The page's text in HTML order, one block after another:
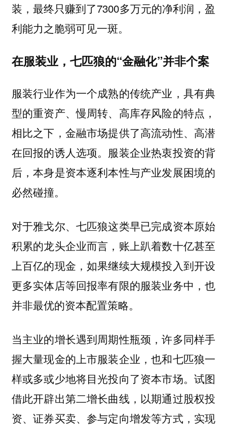
装，最终只赚到了7300多万元的净利润，盈
利能力之脆弱可见一斑。
在服装业，七匹狼的“金融化”并非个案
服装行业作为一个成熟的传统产业，具有典
型的重资产、慢周转、高库存风险的特点，
相比之下，金融市场提供了高流动性、高潜
在回报的诱人选项。服装企业热衷投资的背
后，本身是资本逐利本性与产业发展困境的
必然碰撞。
对于雅戈尔、七匹狼这类早已完成资本原始
积累的龙头企业而言，账上趴着数十亿甚至
上百亿的现金，如果继续大规模投入到开设
更多实体店等回报率有限的服装业务中，也
并非最优的资本配置策略。
当主业的增长遇到周期性瓶颈，许多同样手
握大量现金的上市服装企业，也和七匹狼一
样或多或少地将目光投向了资本市场。试图
借此开辟出第二增长曲线，以期通过股权投
资、证券买卖、参与定向增发等方式，实现